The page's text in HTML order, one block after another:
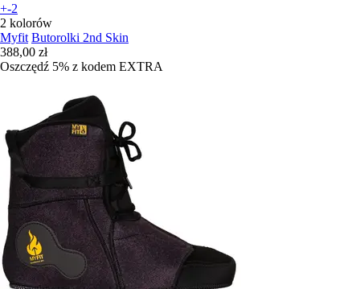
+-2
2 kolorów
Myfit Butorolki 2nd Skin
388,00 zł
Oszczędź 5% z kodem EXTRA